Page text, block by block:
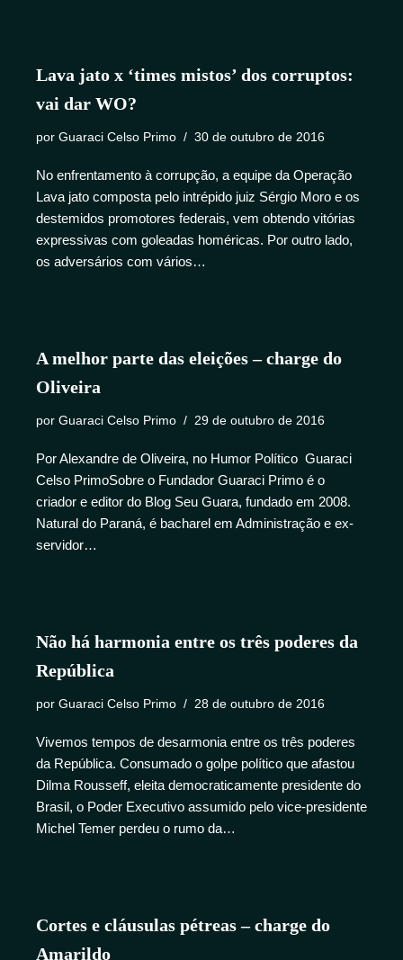
Lava jato x ‘times mistos’ dos corruptos:
vai dar WO?
por Guaraci Celso Primo 30 de outubro de 2016
No enfrentamento à corrupção, a equipe da Operação
Lava jato composta pelo intrépido juiz Sérgio Moro e os
destemidos promotores federais, vem obtendo vitórias
expressivas com goleadas homéricas. Por outro lado,
os adversários com vários…
A melhor parte das eleições – charge do
Oliveira
por Guaraci Celso Primo 29 de outubro de 2016
Por Alexandre de Oliveira, no Humor Político Guaraci
Celso PrimoSobre o Fundador Guaraci Primo é o
criador e editor do Blog Seu Guara, fundado em 2008.
Natural do Paraná, é bacharel em Administração e ex-
servidor…
Não há harmonia entre os três poderes da
República
por Guaraci Celso Primo 28 de outubro de 2016
Vivemos tempos de desarmonia entre os três poderes
da República. Consumado o golpe político que afastou
Dilma Rousseff, eleita democraticamente presidente do
Brasil, o Poder Executivo assumido pelo vice-presidente
Michel Temer perdeu o rumo da…
Cortes e cláusulas pétreas – charge do
Amarildo